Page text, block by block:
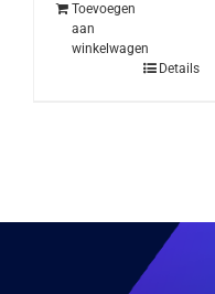
Toevoegen
aan
winkelwagen
Details